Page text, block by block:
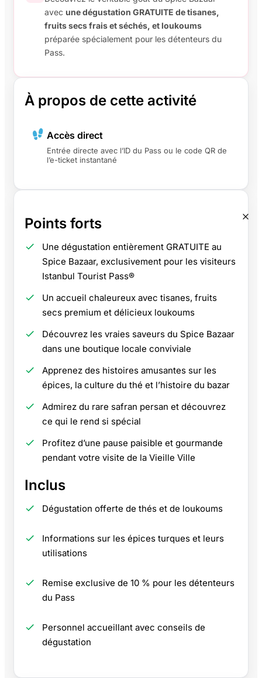
avec une dégustation GRATUITE de tisanes,
fruits secs frais et séchés, et loukoums
préparée spécialement pour les détenteurs du
Pass.
À propos de cette activité
Accès direct
Entrée directe avec l’ID du Pass ou le code QR de
l’e-ticket instantané
Points forts
Une dégustation entièrement GRATUITE au
Spice Bazaar, exclusivement pour les visiteurs
Istanbul Tourist Pass®
Un accueil chaleureux avec tisanes, fruits
secs premium et délicieux loukoums
Découvrez les vraies saveurs du Spice Bazaar
dans une boutique locale conviviale
Apprenez des histoires amusantes sur les
épices, la culture du thé et l’histoire du bazar
Admirez du rare safran persan et découvrez
ce qui le rend si spécial
Profitez d’une pause paisible et gourmande
pendant votre visite de la Vieille Ville
Inclus
Dégustation offerte de thés et de loukoums
Informations sur les épices turques et leurs
utilisations
Remise exclusive de 10 % pour les détenteurs
du Pass
Personnel accueillant avec conseils de
dégustation